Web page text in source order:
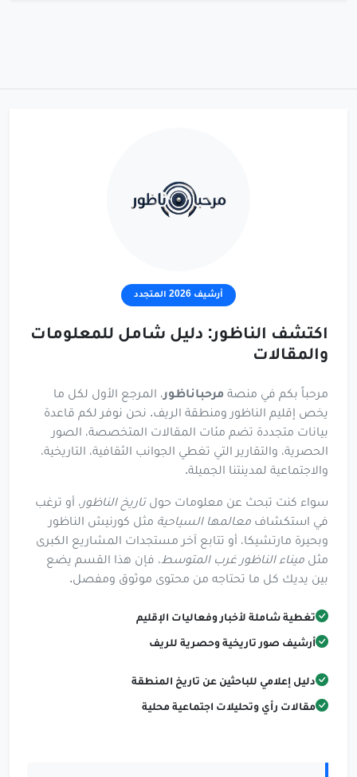
اكتشف الناظور: دليل شامل للمعلومات
والمقالات
مرحباً بكم في منصة مرحباناظور، المرجع الأول لكل ما
يخص إقليم الناظور ومنطقة الريف. نحن نوفر لكم قاعدة
بيانات متجددة تضم مئات المقالات المتخصصة، الصور
الحصرية، والتقارير التي تغطي الجوانب الثقافية، التاريخية،
والاجتماعية لمدينتنا الجميلة.
سواء كنت تبحث عن معلومات حول تاريخ الناظور، أو ترغب
في استكشاف معالمها السياحية مثل كورنيش الناظور
وبحيرة مارتشيكا، أو تتابع آخر مستجدات المشاريع الكبرى
مثل ميناء الناظور غرب المتوسط، فإن هذا القسم يضع
بين يديك كل ما تحتاجه من محتوى موثوق ومفصل.
تغطية شاملة لأخبار وفعاليات الإقليم
أرشيف صور تاريخية وحصرية للريف
دليل إعلامي للباحثين عن تاريخ المنطقة
مقالات رأي وتحليلات اجتماعية محلية
أرشيف 2026 المتجدد